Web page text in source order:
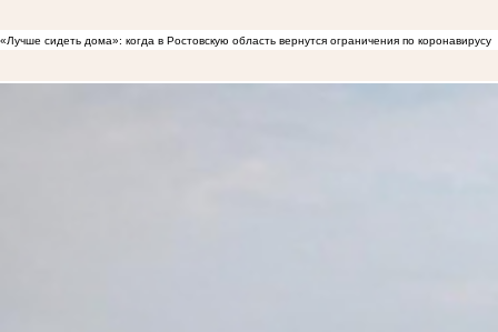
«Лучше сидеть дома»: когда в Ростовскую область вернутся ограничения по коронавирусу